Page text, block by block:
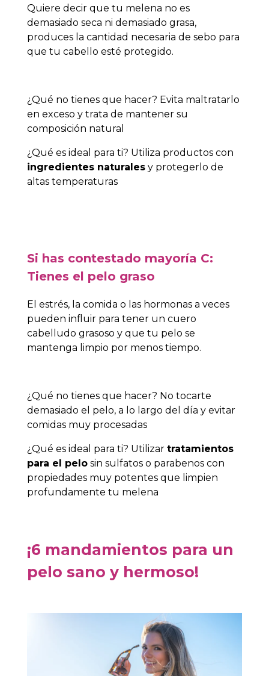
Quiere decir que tu melena no es
demasiado seca ni demasiado grasa,
produces la cantidad necesaria de sebo para
que tu cabello esté protegido.
¿Qué no tienes que hacer? Evita maltratarlo
en exceso y trata de mantener su
composición natural
¿Qué es ideal para ti? Utiliza productos con
ingredientes naturales y protegerlo de
altas temperaturas
Si has contestado mayoría C:
Tienes el pelo graso
El estrés, la comida o las hormonas a veces
pueden influir para tener un cuero
cabelludo grasoso y que tu pelo se
mantenga limpio por menos tiempo.
¿Qué no tienes que hacer? No tocarte
demasiado el pelo, a lo largo del día y evitar
comidas muy procesadas
¿Qué es ideal para ti? Utilizar tratamientos
para el pelo sin sulfatos o parabenos con
propiedades muy potentes que limpien
profundamente tu melena
¡6 mandamientos para un
pelo sano y hermoso!